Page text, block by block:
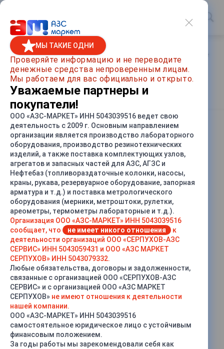
Главная / Каталог товаров
Клапан отсечной поплавковый
КОП
МЫ ТАКИЕ ОДНИ
Проверяйте информацию и не переводите
денежные средства непроверенным лицам.
Мы работаем для вас официально и открыто.
Уважаемые партнеры и
покупатели!
ООО «АЗС-МАРКЕТ» ИНН 5043039516 ведет свою
деятельность с 2009 г. Основным направлением
организации является производство лабораторного
оборудования, производство резинотехнических
изделий, а также поставка комплектующих узлов,
агрегатов и запасных частей для АЗС, АГЗС и
Нефтебаз (топливораздаточные колонки, насосы,
краны, рукава, резервуарное оборудование, запорная
арматура и т.д.) и поставка метрологического
оборудования (мерники, метроштоки, рулетки,
ареометры, термометры лабораторные и т.д.).
Организация ООО «АЗС-МАРКЕТ» ИНН 5043039516
сообщает, что
не имеет никого отношения
к
деятельности организаций ООО «СЕРПУХОВ-АЗС
СЕРВИС» ИНН 5043059431 и ООО «АЗС МАРКЕТ
СЕРПУХОВ» ИНН 5043079332.
Любые обязательства, договоры и задолженности,
связанные с организацией ООО «СЕРПУХОВ-АЗС
СЕРВИС» и с организацией ООО «АЗС МАРКЕТ
СЕРПУХОВ» не имеют отношения к деятельности
нашей компании.
ООО «АЗС-МАРКЕТ» ИНН 5043039516
самостоятельное юридическое лицо с устойчивым
финансовым положением.
За годы работы мы зарекомендовали себя как